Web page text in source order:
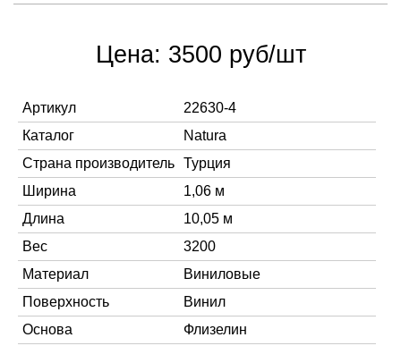
Цена: 3500 руб/шт
Артикул
22630-4
Каталог
Natura
Страна производитель Турция
Ширина
1,06 м
Длина
10,05 м
Вес
3200
Материал
Виниловые
Поверхность
Винил
Основа
Флизелин